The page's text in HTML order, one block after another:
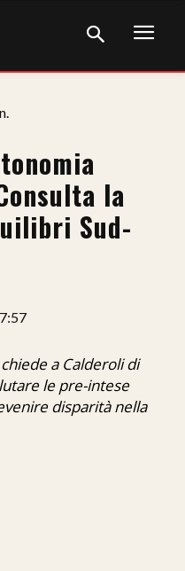
la
Sud-
a Calderoli di
le pre-intese
disparità nella